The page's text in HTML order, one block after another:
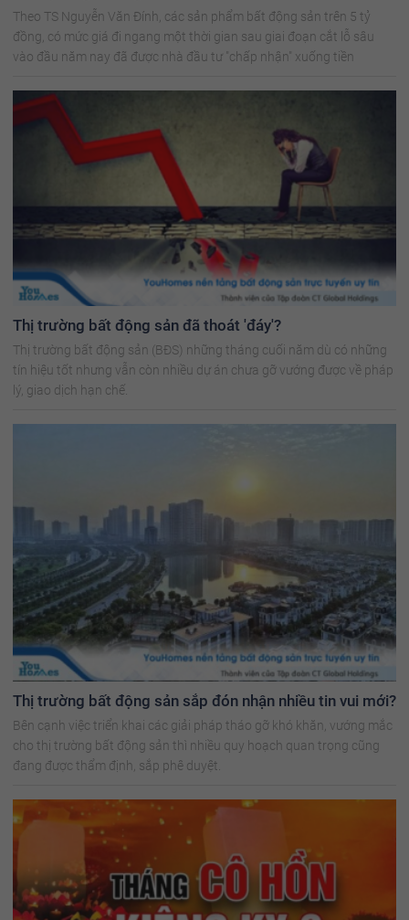
Theo TS Nguyễn Văn Đính, các sản phẩm bất động sản trên 5 tỷ
đồng, có mức giá đi ngang một thời gian sau giai đoạn cắt lỗ sâu
vào đầu năm nay đã được nhà đầu tư "chấp nhận" xuống tiền
Thị trường bất động sản đã thoát 'đáy'?
Thị trường bất động sản (BĐS) những tháng cuối năm dù có những
tín hiệu tốt nhưng vẫn còn nhiều dự án chưa gỡ vướng được về pháp
lý, giao dịch hạn chế.
Thị trường bất động sản sắp đón nhận nhiều tin vui mới?
Bên cạnh việc triển khai các giải pháp tháo gỡ khó khăn, vướng mắc
cho thị trường bất động sản thì nhiều quy hoạch quan trọng cũng
đang được thẩm định, sắp phê duyệt.